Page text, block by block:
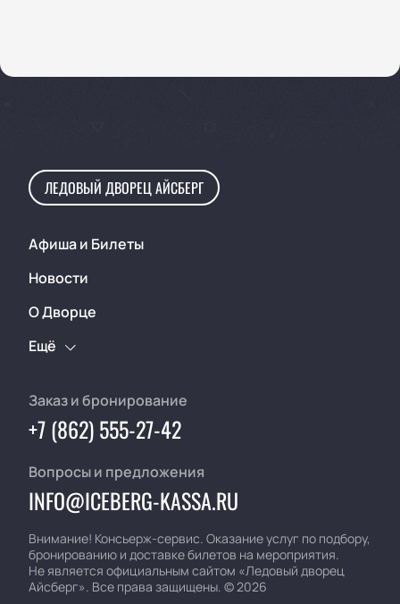
ЛЕДОВЫЙ ДВОРЕЦ АЙСБЕРГ
Афиша и Билеты
Новости
О Дворце
Ещё
Заказ и бронирование
+7 (862) 555-27-42
Вопросы и предложения
INFO@ICEBERG-KASSA.RU
Внимание! Консьерж-сервис. Оказание услуг по подбору,
бронированию и доставке билетов на мероприятия.
Не является официальным сайтом «Ледовый дворец
Айсберг». Все права защищены. ©2026